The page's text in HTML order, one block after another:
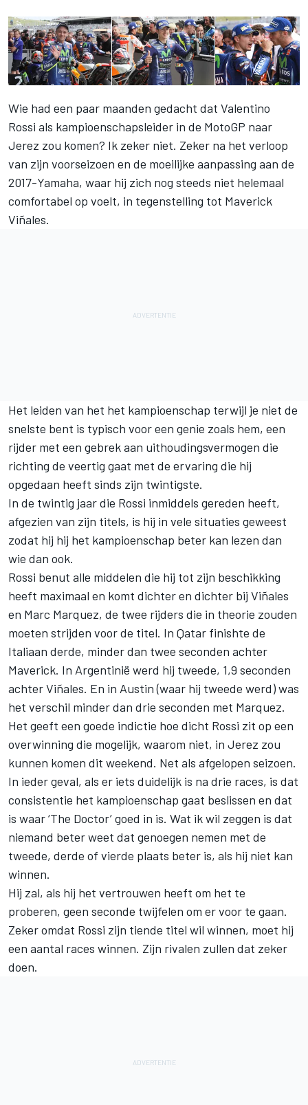
Wie had een paar maanden gedacht dat Valentino
Rossi als kampioenschapsleider in de MotoGP naar
Jerez zou komen? Ik zeker niet. Zeker na het verloop
van zijn voorseizoen en de moeilijke aanpassing aan de
2017-Yamaha, waar hij zich nog steeds niet helemaal
comfortabel op voelt, in tegenstelling tot Maverick
Viñales.
Het leiden van het het kampioenschap terwijl je niet de
snelste bent is typisch voor een genie zoals hem, een
rijder met een gebrek aan uithoudingsvermogen die
richting de veertig gaat met de ervaring die hij
opgedaan heeft sinds zijn twintigste.
In de twintig jaar die Rossi inmiddels gereden heeft,
afgezien van zijn titels, is hij in vele situaties geweest
zodat hij hij het kampioenschap beter kan lezen dan
wie dan ook.
Rossi benut alle middelen die hij tot zijn beschikking
heeft maximaal en komt dichter en dichter bij Viñales
en Marc Marquez, de twee rijders die in theorie zouden
moeten strijden voor de titel. In Qatar finishte de
Italiaan derde, minder dan twee seconden achter
Maverick. In Argentinië werd hij tweede, 1,9 seconden
achter Viñales. En in Austin (waar hij tweede werd) was
het verschil minder dan drie seconden met Marquez.
Het geeft een goede indictie hoe dicht Rossi zit op een
overwinning die mogelijk, waarom niet, in Jerez zou
kunnen komen dit weekend. Net als afgelopen seizoen.
In ieder geval, als er iets duidelijk is na drie races, is dat
consistentie het kampioenschap gaat beslissen en dat
is waar ‘The Doctor’ goed in is. Wat ik wil zeggen is dat
niemand beter weet dat genoegen nemen met de
tweede, derde of vierde plaats beter is, als hij niet kan
winnen.
Hij zal, als hij het vertrouwen heeft om het te
proberen, geen seconde twijfelen om er voor te gaan.
Zeker omdat Rossi zijn tiende titel wil winnen, moet hij
een aantal races winnen. Zijn rivalen zullen dat zeker
doen.